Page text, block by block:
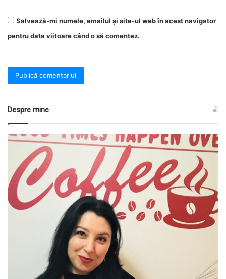
Salvează-mi numele, emailul și site-ul web în acest navigator
pentru data viitoare când o să comentez.
Despre mine